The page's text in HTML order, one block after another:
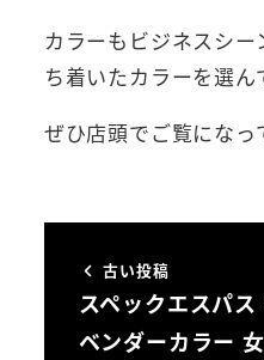
カラーもビジネスシ
ち着いたカラーを選ん
ぜひ店頭でご覧になっ
古い投稿
スペックエスパ
ベンダーカラー